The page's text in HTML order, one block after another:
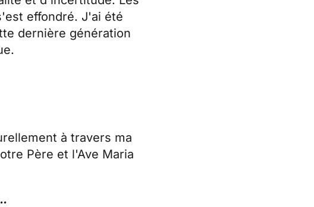
effondré. J'ai été
dernière génération
à travers ma
Père et l'Ave Maria